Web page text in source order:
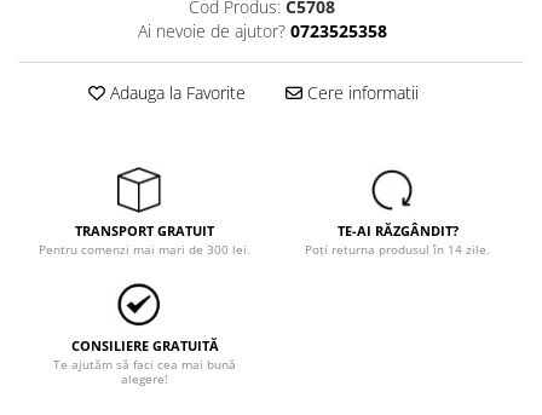
îmbrăcăminte pentru damă
Vizibilitate înalta hi-vis
îmbrăcăminte de lucru
înaltă vizibilitate hi-vis
Combinezoane
Pantaloni
Pantaloni scurti
Cod Produs: C5708
Ai nevoie de ajutor? 0723525358
Adauga la Favorite Cere informatii
TRANSPORT GRATUIT
Pentru comenzi mai mari de 300 lei.
TE-AI RĂZGÂNDIT?
Poți returna produsul în 14 zile.
CONSILIERE GRATUITĂ
Te ajutăm să faci cea mai bună
alegere!